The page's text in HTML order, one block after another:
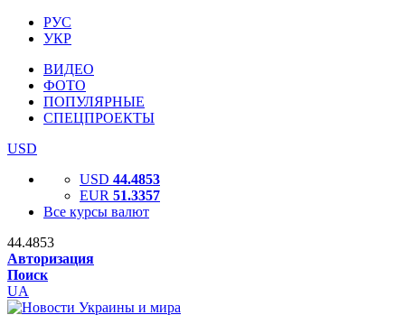
РУС
УКР
ВИДЕО
ФОТО
ПОПУЛЯРНЫЕ
СПЕЦПРОЕКТЫ
USD
USD 44.4853
EUR 51.3357
Все курсы валют
44.4853
Авторизация
Поиск
UA